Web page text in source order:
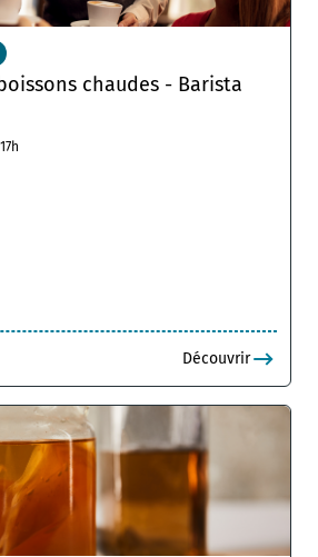
chaudes - Barista
Découvrir